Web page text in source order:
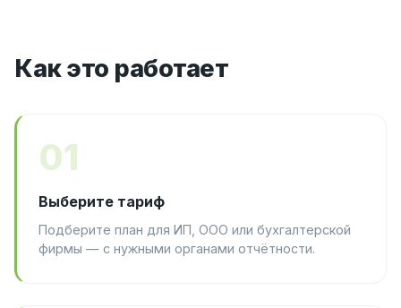
Как это работает
01
Выберите тариф
Подберите план для ИП, ООО или бухгалтерской
фирмы — с нужными органами отчётности.